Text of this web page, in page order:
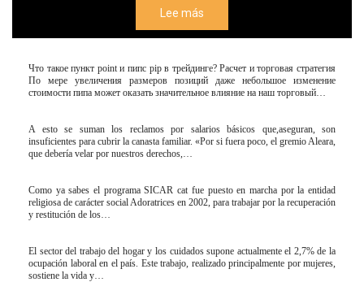
Lee más
Что такое пункт point и пипс pip в трейдинге? Расчет и торговая стратегия
По мере увеличения размеров позиций даже небольшое изменение
стоимости пипа может оказать значительное влияние на наш торговый…
A esto se suman los reclamos por salarios básicos que,aseguran, son
insuficientes para cubrir la canasta familiar. «Por si fuera poco, el gremio Aleara,
que debería velar por nuestros derechos,…
Como ya sabes el programa SICAR cat fue puesto en marcha por la entidad
religiosa de carácter social Adoratrices en 2002, para trabajar por la recuperación
y restitución de los…
El sector del trabajo del hogar y los cuidados supone actualmente el 2,7% de la
ocupación laboral en el país. Este trabajo, realizado principalmente por mujeres,
sostiene la vida y…